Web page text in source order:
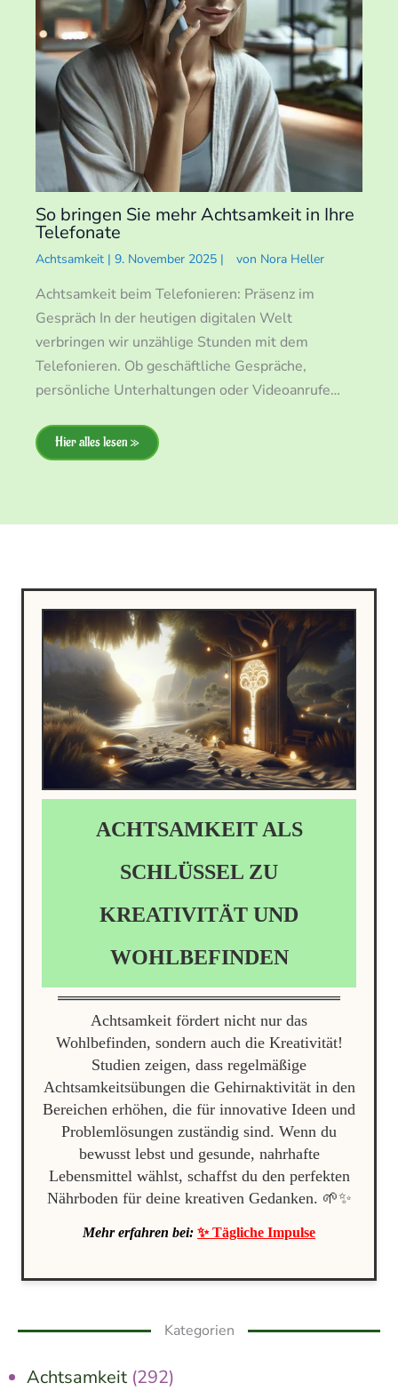
So bringen Sie mehr Achtsamkeit in Ihre
Telefonate
Achtsamkeit | 9. November 2025 | von Nora Heller
Achtsamkeit beim Telefonieren: Präsenz im
Gespräch In der heutigen digitalen Welt
verbringen wir unzählige Stunden mit dem
Telefonieren. Ob geschäftliche Gespräche,
persönliche Unterhaltungen oder Videoanrufe…
Hier alles lesen »
ACHTSAMKEIT ALS
SCHLÜSSEL ZU
KREATIVITÄT UND
WOHLBEFINDEN
Achtsamkeit fördert nicht nur das
Wohlbefinden, sondern auch die Kreativität!
Studien zeigen, dass regelmäßige
Achtsamkeitsübungen die Gehirnaktivität in den
Bereichen erhöhen, die für innovative Ideen und
Problemlösungen zuständig sind. Wenn du
bewusst lebst und gesunde, nahrhafte
Lebensmittel wählst, schaffst du den perfekten
Nährboden für deine kreativen Gedanken. 🌱✨
Mehr erfahren bei: ✨ Tägliche Impulse
Kategorien
Achtsamkeit (292)